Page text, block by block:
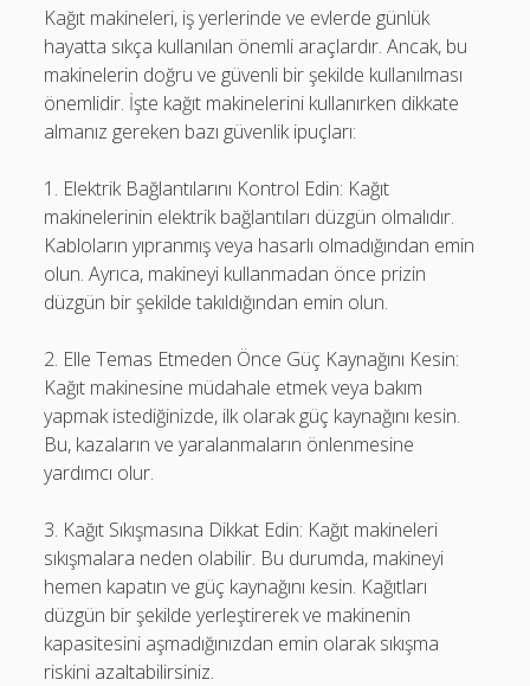
Kağıt makineleri, iş yerlerinde ve evlerde günlük
hayatta sıkça kullanılan önemli araçlardır. Ancak, bu
makinelerin doğru ve güvenli bir şekilde kullanılması
önemlidir. İşte kağıt makinelerini kullanırken dikkate
almanız gereken bazı güvenlik ipuçları:
1. Elektrik Bağlantılarını Kontrol Edin: Kağıt
makinelerinin elektrik bağlantıları düzgün olmalıdır.
Kabloların yıpranmış veya hasarlı olmadığından emin
olun. Ayrıca, makineyi kullanmadan önce prizin
düzgün bir şekilde takıldığından emin olun.
2. Elle Temas Etmeden Önce Güç Kaynağını Kesin:
Kağıt makinesine müdahale etmek veya bakım
yapmak istediğinizde, ilk olarak güç kaynağını kesin.
Bu, kazaların ve yaralanmaların önlenmesine
yardımcı olur.
3. Kağıt Sıkışmasına Dikkat Edin: Kağıt makineleri
sıkışmalara neden olabilir. Bu durumda, makineyi
hemen kapatın ve güç kaynağını kesin. Kağıtları
düzgün bir şekilde yerleştirerek ve makinenin
kapasitesini aşmadığınızdan emin olarak sıkışma
riskini azaltabilirsiniz.